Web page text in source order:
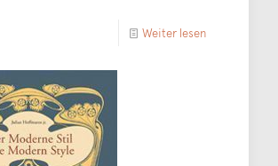
Weiter lesen